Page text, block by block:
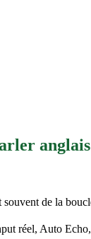
anglais
de la
réel, Auto